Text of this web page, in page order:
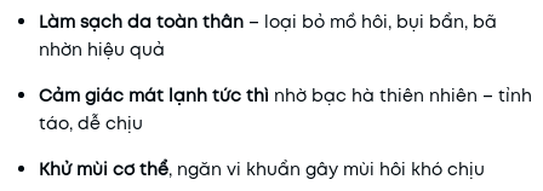
Làm sạch da toàn thân – loại bỏ mồ hôi, bụi bẩn, bã
nhờn hiệu quả
Cảm giác mát lạnh tức thì nhờ bạc hà thiên nhiên – tỉnh
táo, dễ chịu
Khử mùi cơ thể, ngăn vi khuẩn gây mùi hôi khó chịu